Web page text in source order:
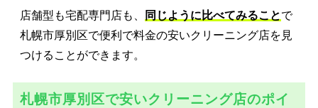
店舗型も宅配専門店も、 同じように比べてみることで
札幌市厚別区で便利で料金の安いクリーニング店を見
つけることができます。
札幌市厚別区で安いクリーニング店のポイ